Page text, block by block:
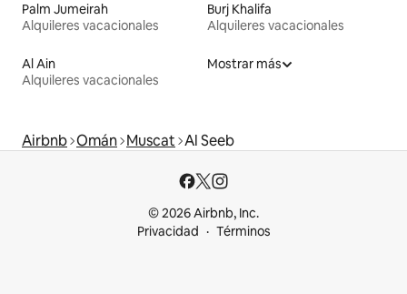
Palm Jumeirah
Alquileres vacacionales
Burj Khalifa
Alquileres vacacionales
Al Ain
Alquileres vacacionales
Mostrar más
Airbnb Omán Muscat Al Seeb
© 2026 Airbnb, Inc.
Privacidad
Términos